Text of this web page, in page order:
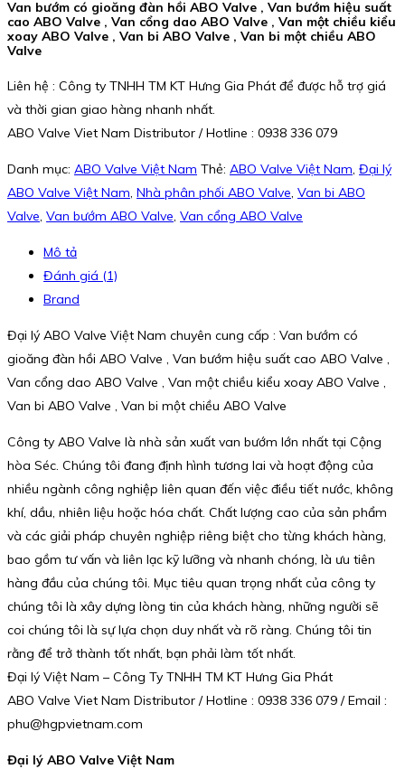
Van bướm có gioăng đàn hồi ABO Valve , Van bướm hiệu suất
cao ABO Valve , Van cổng dao ABO Valve , Van một chiều kiểu
xoay ABO Valve , Van bi ABO Valve , Van bi một chiều ABO
Valve
Liên hệ : Công ty TNHH TM KT Hưng Gia Phát để được hỗ trợ giá
và thời gian giao hàng nhanh nhất.
ABO Valve Viet Nam Distributor / Hotline : 0938 336 079
Danh mục: ABO Valve Việt Nam Thẻ: ABO Valve Việt Nam, Đại lý
ABO Valve Việt Nam, Nhà phân phối ABO Valve, Van bi ABO
Valve, Van bướm ABO Valve, Van cổng ABO Valve
Mô tả
Đánh giá (1)
Brand
Đại lý ABO Valve Việt Nam chuyên cung cấp : Van bướm có
gioăng đàn hồi ABO Valve , Van bướm hiệu suất cao ABO Valve ,
Van cổng dao ABO Valve , Van một chiều kiểu xoay ABO Valve ,
Van bi ABO Valve , Van bi một chiều ABO Valve
Công ty ABO Valve là nhà sản xuất van bướm lớn nhất tại Cộng
hòa Séc. Chúng tôi đang định hình tương lai và hoạt động của
nhiều ngành công nghiệp liên quan đến việc điều tiết nước, không
khí, dầu, nhiên liệu hoặc hóa chất. Chất lượng cao của sản phẩm
và các giải pháp chuyên nghiệp riêng biệt cho từng khách hàng,
bao gồm tư vấn và liên lạc kỹ lưỡng và nhanh chóng, là ưu tiên
hàng đầu của chúng tôi. Mục tiêu quan trọng nhất của công ty
chúng tôi là xây dựng lòng tin của khách hàng, những người sẽ
coi chúng tôi là sự lựa chọn duy nhất và rõ ràng. Chúng tôi tin
rằng để trở thành tốt nhất, bạn phải làm tốt nhất.
Đại lý Việt Nam – Công Ty TNHH TM KT Hưng Gia Phát
ABO Valve Viet Nam Distributor / Hotline : 0938 336 079 / Email :
phu@hgpvietnam.com
Đại lý ABO Valve Việt Nam